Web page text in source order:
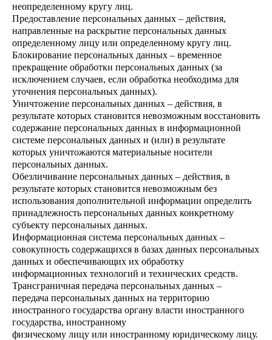
неопределенному кругу лиц.
Предоставление персональных данных – действия,
направленные на раскрытие персональных данных
определенному лицу или определенному кругу лиц.
Блокирование персональных данных – временное
прекращение обработки персональных данных (за
исключением случаев, если обработка необходима для
уточнения персональных данных).
Уничтожение персональных данных – действия, в
результате которых становится невозможным восстановить
содержание персональных данных в информационной
системе персональных данных и (или) в результате
которых уничтожаются материальные носители
персональных данных.
Обезличивание персональных данных – действия, в
результате которых становится невозможным без
использования дополнительной информации определить
принадлежность персональных данных конкретному
субъекту персональных данных.
Информационная система персональных данных –
совокупность содержащихся в базах данных персональных
данных и обеспечивающих их обработку
информационных технологий и технических средств.
Трансграничная передача персональных данных –
передача персональных данных на территорию
иностранного государства органу власти иностранного
государства, иностранному
физическому лицу или иностранному юридическому лицу.